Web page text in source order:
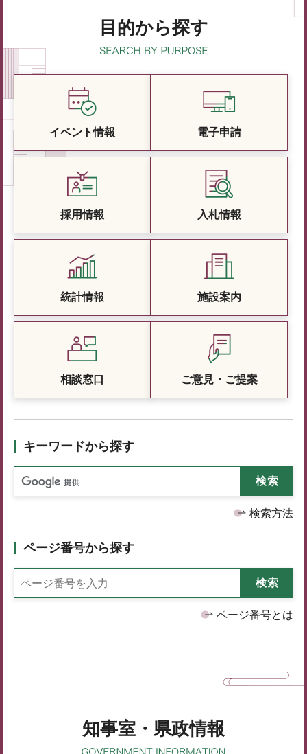
目的から探す
イベント情報 電子申請
採用情報 入札情報
統計情報 施設案内
相談窓口 ご意見・ご提案
キーワードから探す
検索方法
ページ番号から探す
ページ番号とは
知事室・県政情報